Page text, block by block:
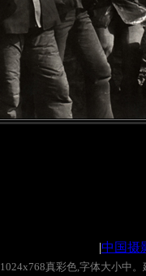
|中国摄
1024x768真彩色,字体大小中。